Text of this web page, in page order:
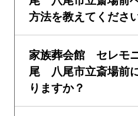
方法を教えてください
家族葬会館 セレモ
尾 八尾市立斎場前
りますか？